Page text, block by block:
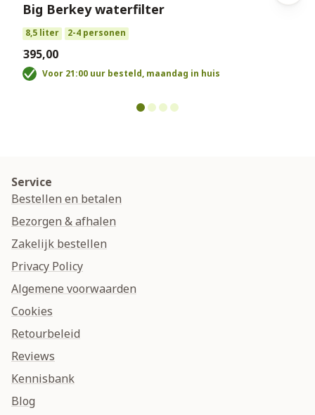
Big Berkey waterfilter
8,5 liter 2-4 personen
€395,00
Voor 21:00 uur besteld, maandag in huis
Service
Bestellen en betalen
Bezorgen & afhalen
Zakelijk bestellen
Privacy Policy
Algemene voorwaarden
Cookies
Retourbeleid
Reviews
Kennisbank
Blog